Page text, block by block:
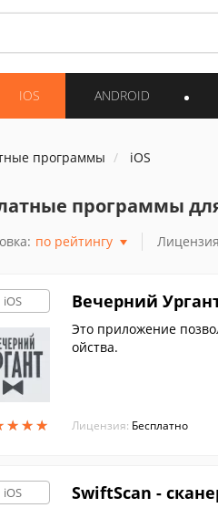
IOS ANDROID
программы iOS
программы
по рейтингу
iOS
★★★
★★★
Вечерний
Это приложение
ойства.
Лицензия: Бесплатно
iOS SwiftScan -